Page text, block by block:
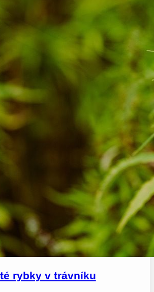
rybky v trávníku